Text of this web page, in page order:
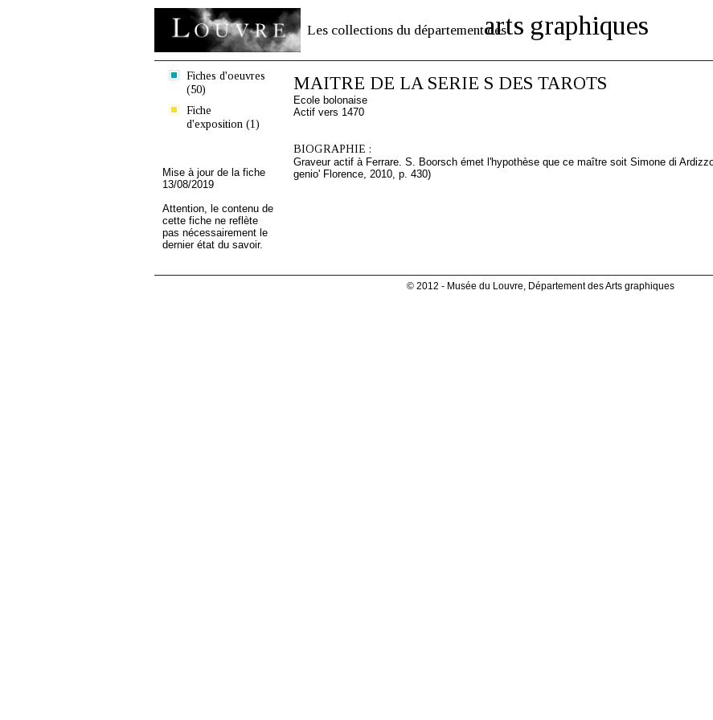
Les collections du département desarts graphiques
Fiches d'oeuvres
(50)
Fiche
d'exposition (1)
Mise à jour de la fiche
13/08/2019
Attention, le contenu de
cette fiche ne reflète
pas nécessairement le
dernier état du savoir.
MAITRE DE LA SERIE S DES TAROTS
Ecole bolonaise
Actif vers 1470
BIOGRAPHIE :
Graveur actif à Ferrare. S. Boorsch émet l'hypothèse que ce maître soit Simone di
genio' Florence, 2010, p. 430)
© 2012 - Musée du Louvre, Département des Arts graphiques